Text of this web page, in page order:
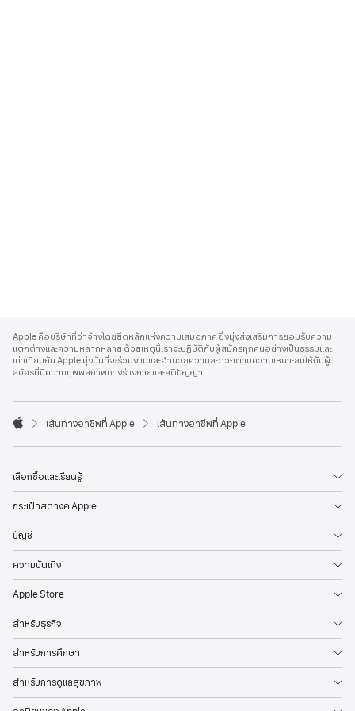
p
p
l
e
o
t
r
Apple คือบริษัทที่ว่าจ้างโดยยึดหลักแห่งความเสมอภาค ซึ่งมุ่งส่งเสริมการยอมรับความ
แตกต่างและความหลากหลาย ด้วยเหตุนี้เราจะปฏิบัติกับผู้สมัครทุกคนอย่างเป็นธรรมและ
เท่าเทียมกัน Apple มุ่งมั่นที่จะร่วมงานและอำนวยความสะดวกตามความเหมาะสมให้กับผู้
สมัครที่มีความทุพพลภาพทางร่างกายและสติปัญญา

p
l
เส้นทางอาชีพที่ Apple เส้นทางอาชีพที่ Apple
เลือกซื้อและเรียนรู้
กระเป๋าสตางค์ Apple
บัญชี
ความบันเทิง
Apple Store
สำหรับธุรกิจ
สำหรับการศึกษา
สำหรับการดูแลสุขภาพ